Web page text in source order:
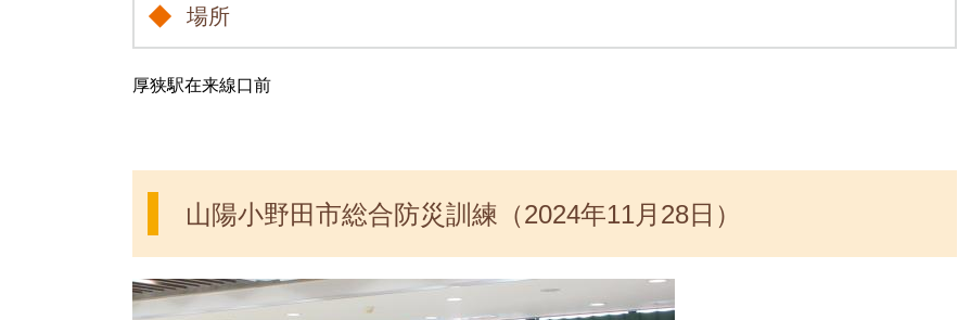
場所
厚狭駅在来線口前
山陽小野田市総合防災訓練（2024年11月28日）